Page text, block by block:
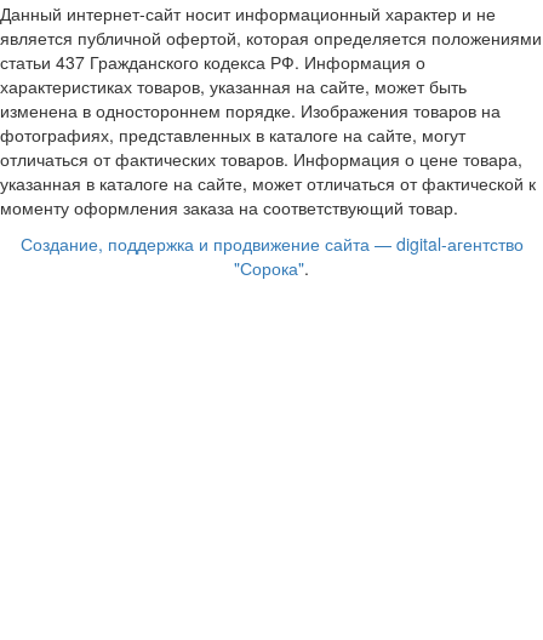
Данный интернет-сайт носит информационный характер и не
является публичной офертой, которая определяется положениями
статьи 437 Гражданского кодекса РФ. Информация о
характеристиках товаров, указанная на сайте, может быть
изменена в одностороннем порядке. Изображения товаров на
фотографиях, представленных в каталоге на сайте, могут
отличаться от фактических товаров. Информация о цене товара,
указанная в каталоге на сайте, может отличаться от фактической к
моменту оформления заказа на соответствующий товар.
Создание, поддержка и продвижение сайта — digital-агентство
"Сорока".